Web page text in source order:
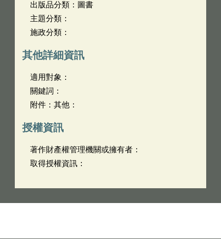
出版品分類：圖書
主題分類：
施政分類：
其他詳細資訊
適用對象：
關鍵詞：
附件：其他：
授權資訊
著作財產權管理機關或擁有者：
取得授權資訊：